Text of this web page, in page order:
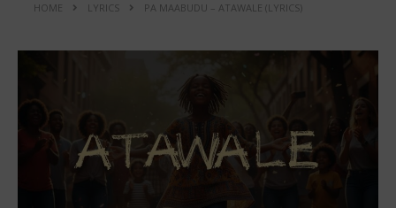
HOME LYRICS PA MAABUDU – ATAWALE (LYRICS)